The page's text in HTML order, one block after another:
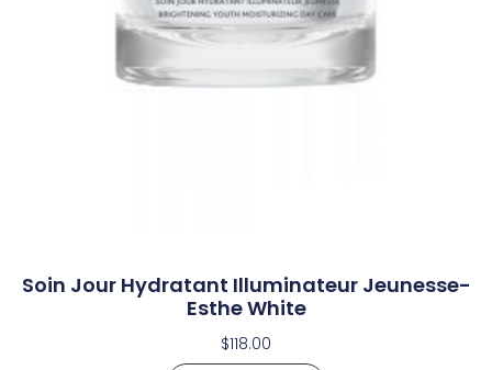
Soin Jour Hydratant Illuminateur Jeunesse-
Esthe White
$118.00